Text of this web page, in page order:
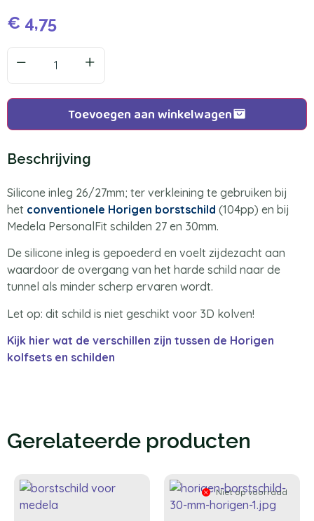
€ 4,75
Toevoegen aan winkelwagen
Beschrijving
Silicone inleg 26/27mm; ter verkleining te gebruiken bij
het conventionele Horigen borstschild (104pp) en bij
Medela PersonalFit schilden 27 en 30mm.
De silicone inleg is gepoederd en voelt zijdezacht aan
waardoor de overgang van het harde schild naar de
tunnel als minder scherp ervaren wordt.
Let op: dit schild is niet geschikt voor 3D kolven!
Kijk hier wat de verschillen zijn tussen de Horigen
kolfsets en schilden
Gerelateerde producten
Niet op voorraad